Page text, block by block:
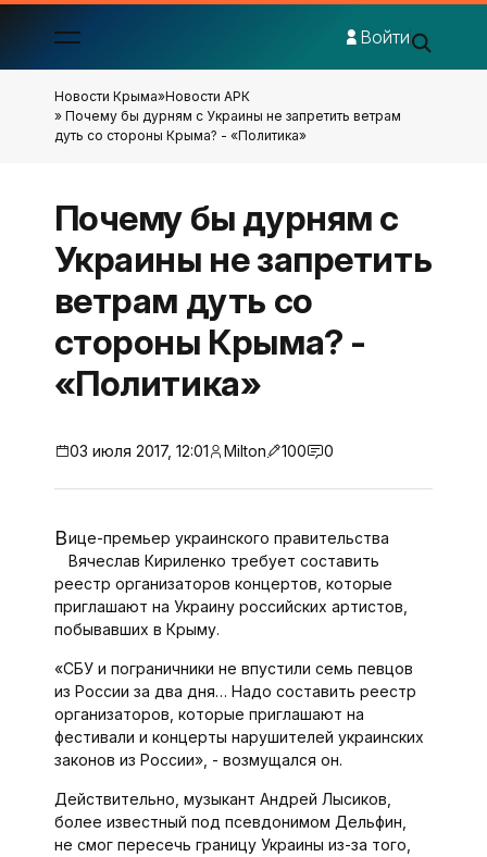
Войти
Новости Крыма»Новости АРК
» Почему бы дурням с Украины не запретить ветрам
дуть со стороны Крыма? - «Политика»
Почему бы дурням с
Украины не запретить
ветрам дуть со
стороны Крыма? -
«Политика»
03 июля 2017, 12:01 Milton 100 0
Вице-премьер украинского правительства
Вячеслав Кириленко требует составить
реестр организаторов концертов, которые
приглашают на Украину российских артистов,
побывавших в Крыму.
«СБУ и пограничники не впустили семь певцов
из России за два дня… Надо составить реестр
организаторов, которые приглашают на
фестивали и концерты нарушителей украинских
законов из России», - возмущался он.
Действительно, музыкант Андрей Лысиков,
более известный под псевдонимом Дельфин,
не смог пересечь границу Украины из-за того,